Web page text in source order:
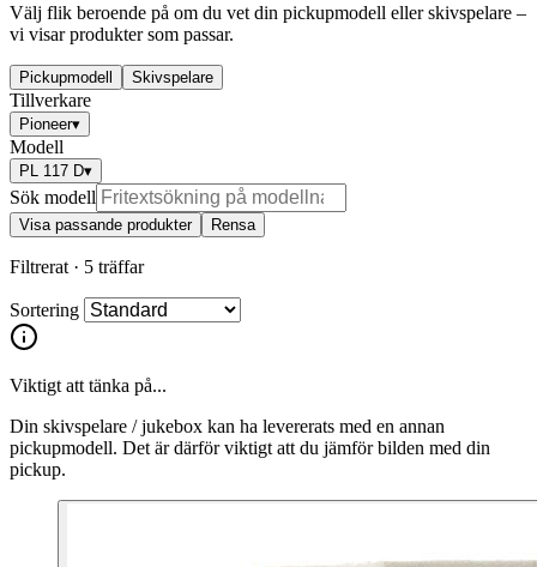
Välj flik beroende på om du vet din pickupmodell eller skivspelare –
vi visar produkter som passar.
Pickupmodell Skivspelare
Tillverkare
Pioneer▾
Modell
PL 117 D▾
Sök modell
Visa passande produkter Rensa
Filtrerat · 5 träffar
Sortering
Viktigt att tänka på...
Din skivspelare / jukebox kan ha levererats med en annan
pickupmodell. Det är därför viktigt att du jämför bilden med din
pickup.